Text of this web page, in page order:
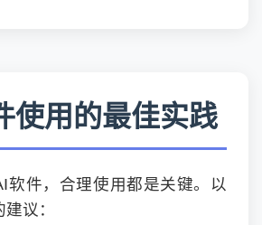
使用的最佳实践
软件，合理使用都是关键。以
议：